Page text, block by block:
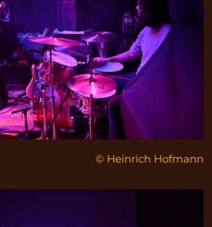
© Heinrich Hofmann